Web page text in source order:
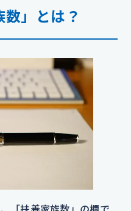
」とは？
「扶養家族数」の欄で